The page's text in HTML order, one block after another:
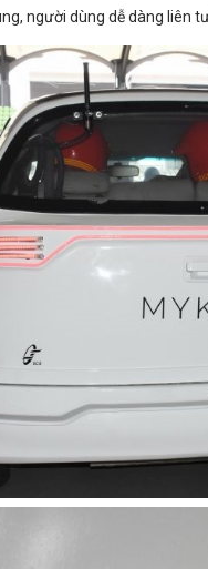
người dùng dễ dàng liên